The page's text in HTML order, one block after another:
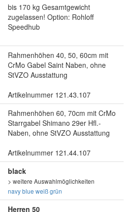
bis 170 kg Gesamtgewicht
zugelassen! Option: Rohloff
Speedhub
Rahmenhöhen 40, 50, 60cm mit
CrMo Gabel Saint Naben, ohne
StVZO Ausstattung
Artikelnummer 121.43.107
Rahmenhöhen 60, 70cm mit CrMo
Starrgabel Shimano 29er Hfl.-
Naben, ohne StVZO Ausstattung
Artikelnummer 121.44.107
black
> weitere Auswahlmöglichkeiten
navy blue weißgrün
Herren 50